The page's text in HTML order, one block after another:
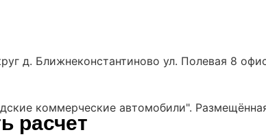
д. Ближнеконстантиново ул. Полевая 8
коммерческие автомобили".
расчет